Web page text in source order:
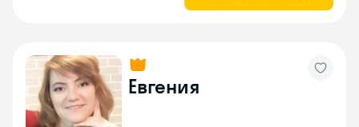
Евгения